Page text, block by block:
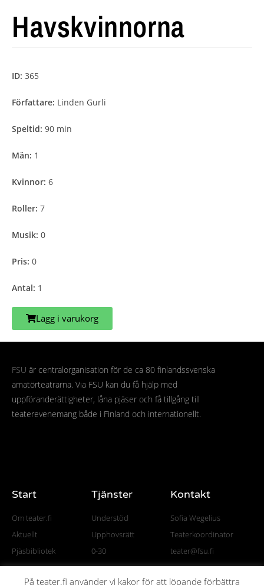
Havskvinnorna
ID: 365
Författare: Linden Gurli
Speltid: 90 min
Män: 1
Kvinnor: 6
Roller: 7
Musik: 0
Pris: 0
Antal: 1
Lägg i varukorg
FSU är centralorganisation för de ca 80 finlandssvenska
amatörteatrarna. Via FSU kan du få hjälp med
uppföranderättigheter, låna pjäser och få tillgång till
teaterevenemang både i Finland och internationellt.
Start
Om teater.fi
Aktuellt
Pjäsbibliotek
Tjänster
Understöd
Upphovsrätt
0-30
Kontakt
Sofia Wegelius
Teaterkoordinator
teater@fsu.fi
På teater.fi använder vi kakor för att löpande förbättra